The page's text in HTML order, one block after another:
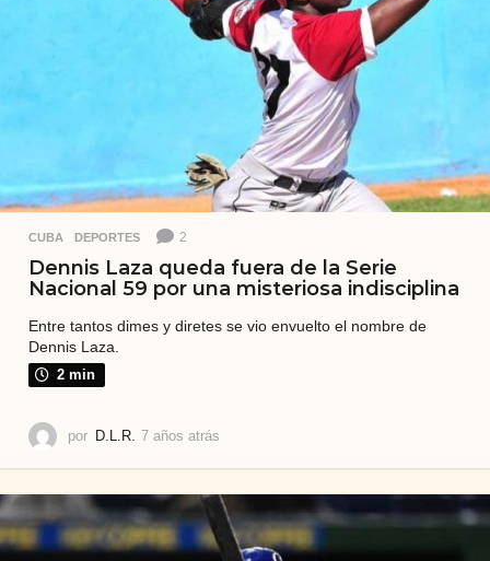
s
CUBA ,DEPORTES 2
Dennis Laza queda fuera de la Serie
Nacional 59 por una misteriosa indisciplina
Entre tantos dimes y diretes se vio envuelto el nombre de
Dennis Laza.
2 min
por D.L.R. 7 años atrás
o
s
a